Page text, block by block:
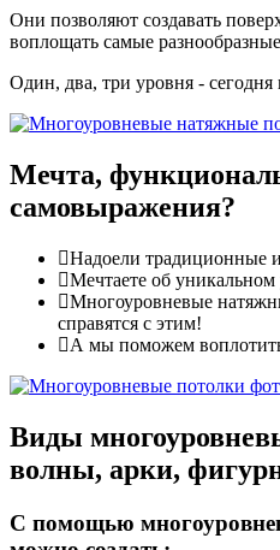
Они позволяют создавать
воплощать самые
Один, два, три уровня - сегодня
Мечта,
самовыражения?
Надоели традиционные
Мечтаете об
Многоуровневые
справятся с этим!
А мы поможем
Виды
волны, арки,
С помощью